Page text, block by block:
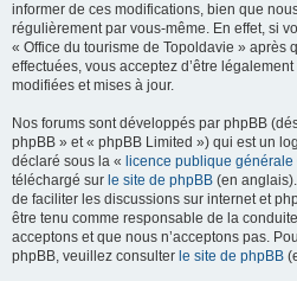
informer de ces modifications, bien que
régulièrement par vous-même. En effet, si
« Office du tourisme de Topoldavie » après
effectuées, vous acceptez d’être
modifiées et mises à jour.
Nos forums sont développés par phpBB
phpBB » et « phpBB Limited ») qui est un
déclaré sous la « licence publique générale
téléchargé sur le site de phpBB (en
de faciliter les discussions sur internet et
être tenu comme responsable de la
acceptons et que nous n’acceptons pas.
phpBB, veuillez consulter le site de phpBB